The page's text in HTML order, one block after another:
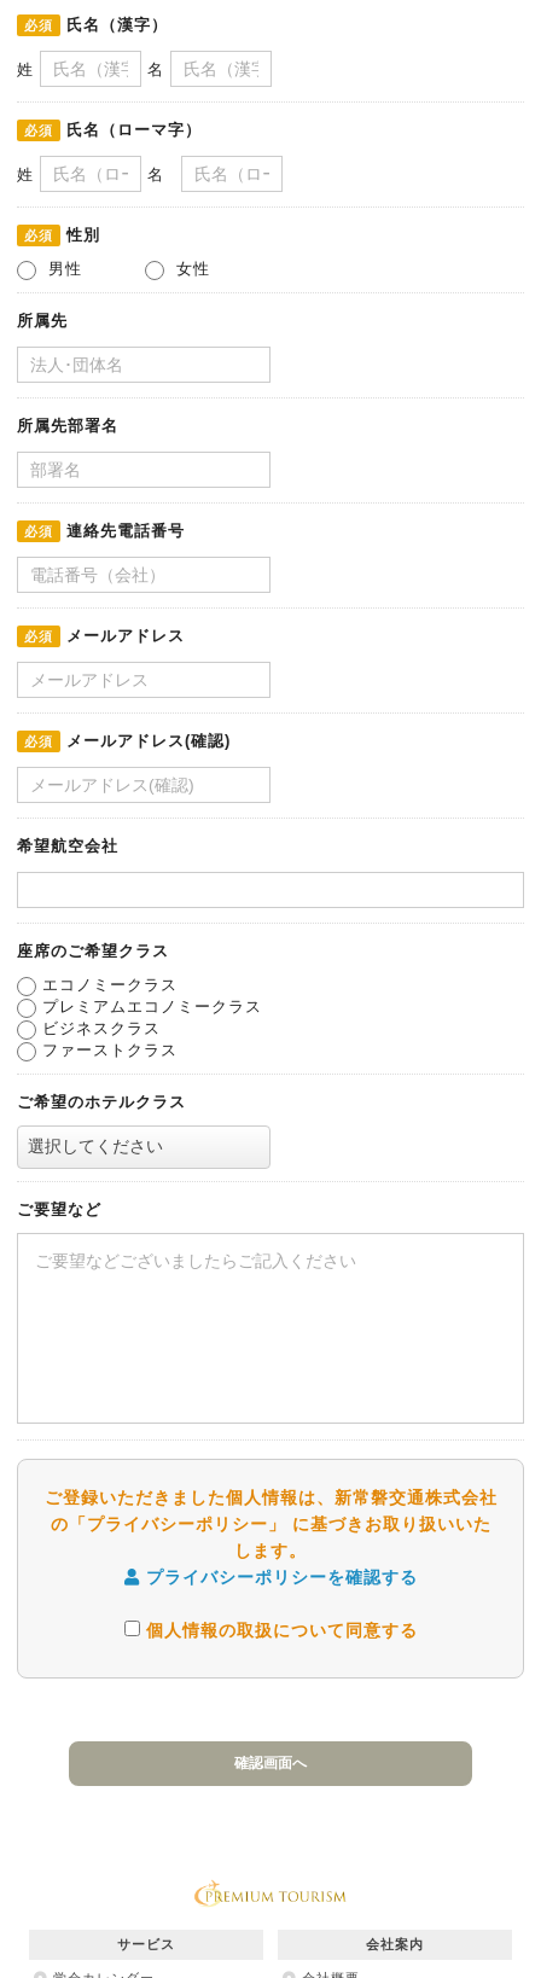
必須 氏名（漢字）
姓 名
必須 氏名（ローマ字）
姓 名
必須
性別
男性
女性
所属先
所属先部署名
必須 連絡先電話番号
必須 メールアドレス
必須 メールアドレス(確認)
希望航空会社
座席のご希望クラス
エコノミークラス
プレミアムエコノミークラス
ビジネスクラス
ファーストクラス
ご希望のホテルクラス
ご要望など
ご登録いただきました個人情報は、新常磐交通株式会社
の「プライバシーポリシー」 に基づきお取り扱いいた
します。
プライバシーポリシーを確認する
個人情報の取扱について同意する
サービス 会社案内